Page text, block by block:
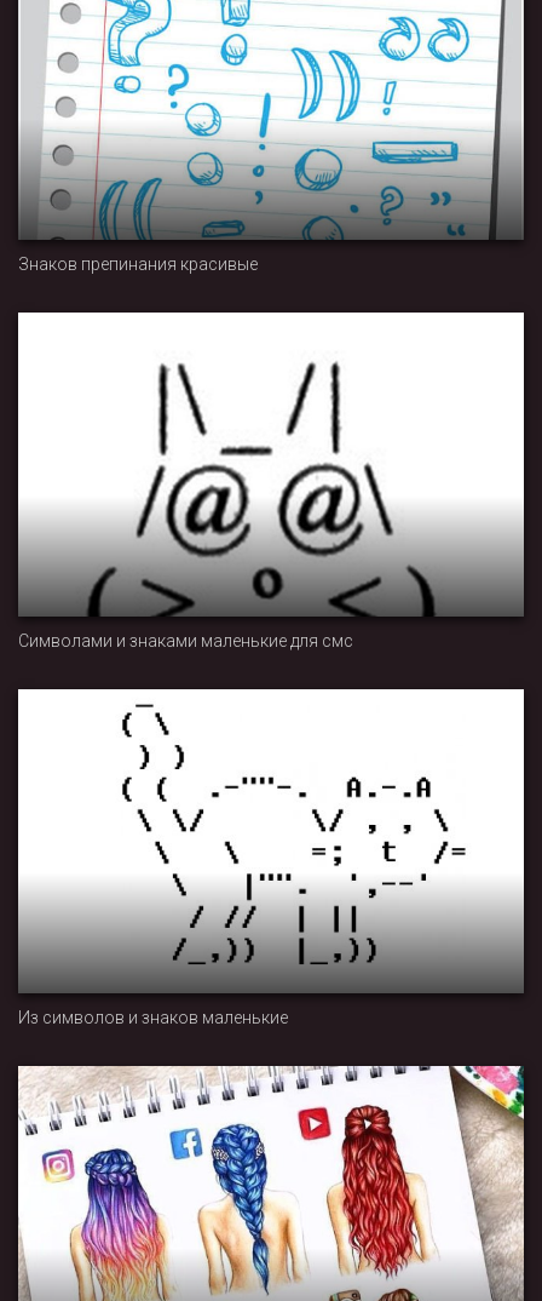
Знаков препинания красивые
Символами и знаками маленькие для смс
Из символов и знаков маленькие